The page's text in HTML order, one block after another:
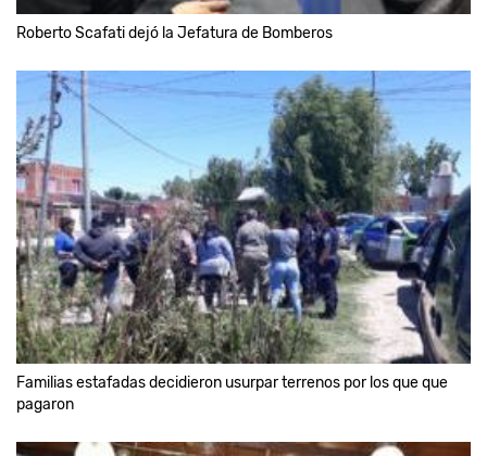
Roberto Scafati dejó la Jefatura de Bomberos
Familias estafadas decidieron usurpar terrenos por los que que
pagaron